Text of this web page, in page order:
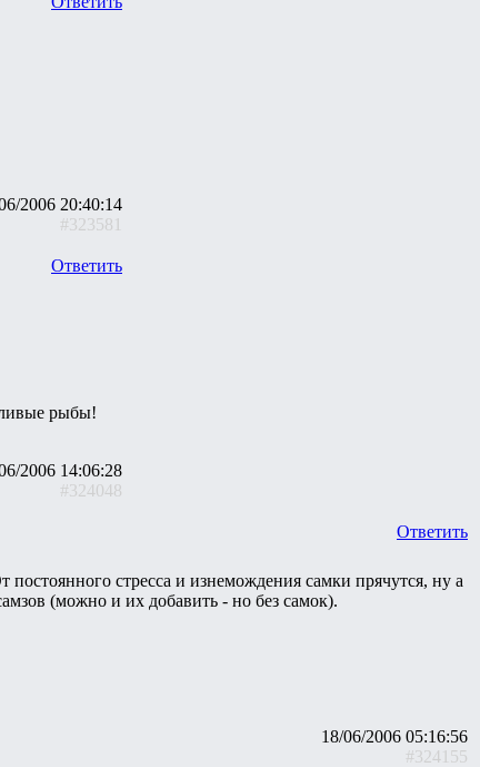
2006 20:40:14
#323581
Ответить
рыбы!
2006 14:06:28
#324048
Ответить
стресса и изнемождения самки прячутся, ну а
(можно и их добавить - но без самок).
18/06/2006 05:16:56
#324155